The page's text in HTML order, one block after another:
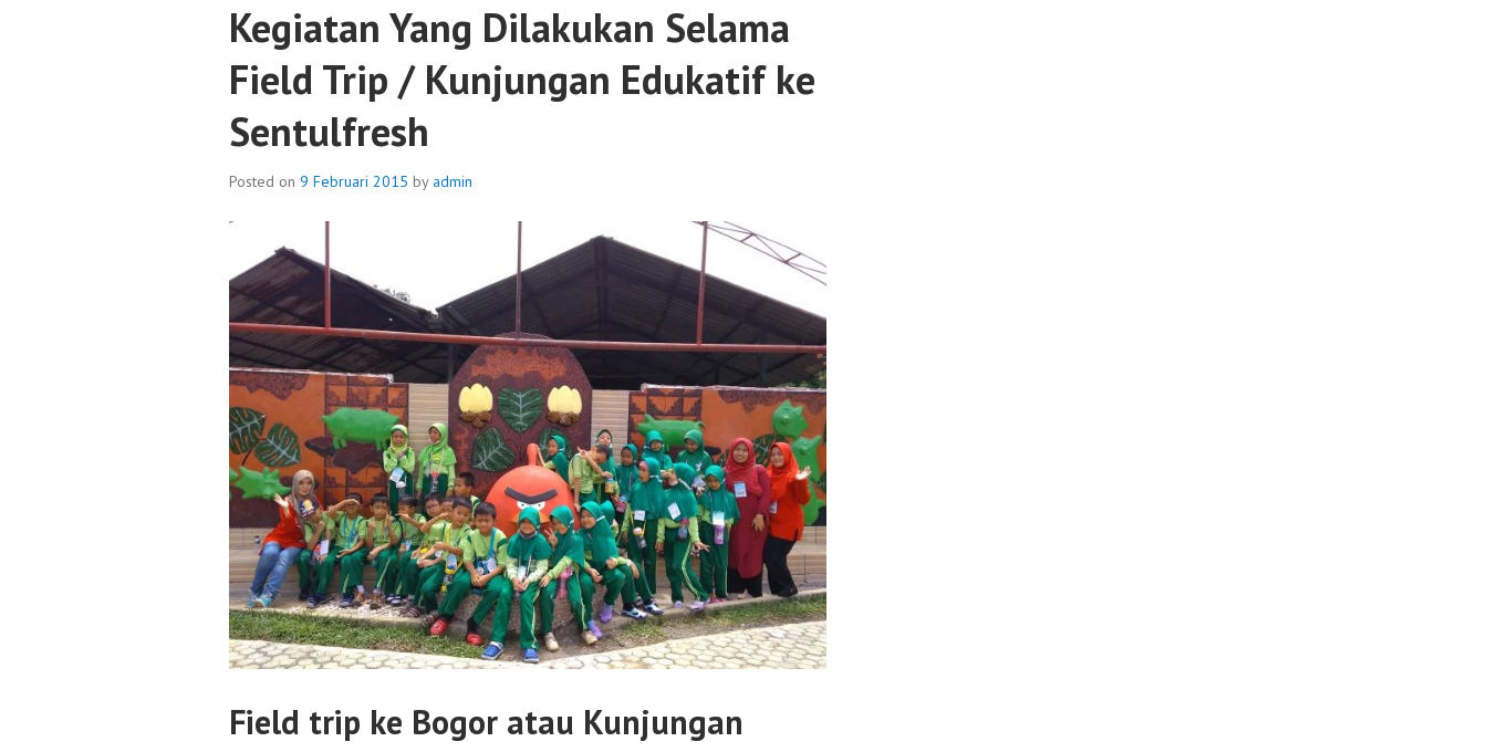
Kegiatan Yang Dilakukan Selama
Field Trip / Kunjungan Edukatif ke
Sentulfresh
Posted on 9 Februari 2015 by admin
Field trip ke Bogor atau Kunjungan